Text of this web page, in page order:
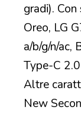
gradi).
Oreo, LG
a/b/g/n/ac,
Type-C
Altre
New